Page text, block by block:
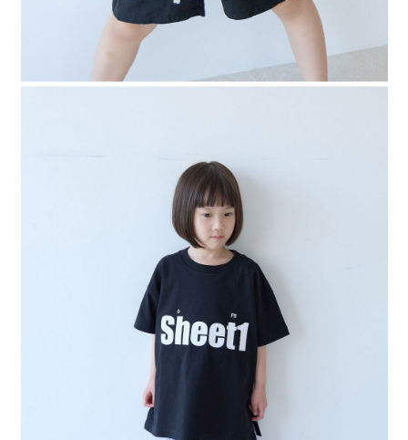
４．使用「AFTEE先享後付」時，將依據個別帳號之用戶狀況，依本公司即
時審查核予不同之上限額度；若仍有額度不足之情形，本公司將視審查結果
請求用戶進行身份認證。
５．嚴禁一人註冊多個帳號或使用他人資訊註冊。若發現惡意使用之情形，
恩沛科技股份有限公司將有權停止該用戶之使用額度並採取法律行動。